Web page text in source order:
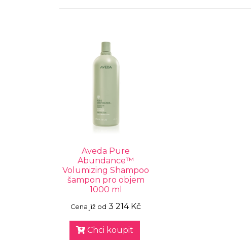
Aveda Pure
Abundance™
Volumizing Shampoo
šampon pro objem
1000 ml
Cena již od 3 214 Kč
Chci koupit